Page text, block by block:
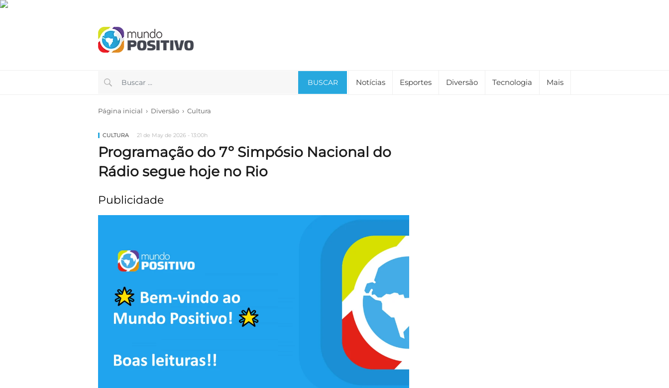
BUSCAR Notícias Esportes Diversão Tecnologia Mais
Página inicial › Diversão › Cultura
CULTURA 21 de May de 2026 - 13:00h
Programação do 7º Simpósio Nacional do
Rádio segue hoje no Rio
Publicidade